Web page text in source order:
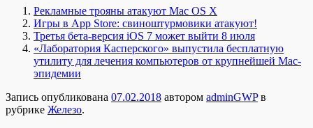
Рекламные трояны атакуют Mac OS X
Игры в App Store: свиноштурмовики атакуют!
Третья бета-версия iOS 7 может выйти 8 июля
«Лаборатория Касперского» выпустила бесплатную
утилиту для лечения компьютеров от крупнейшей Mac-
эпидемии
Запись опубликована 07.02.2018 автором adminGWPв
рубрике Железо.